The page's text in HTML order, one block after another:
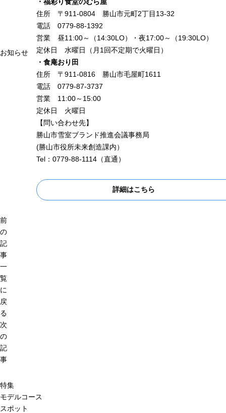
お知らせ
住所 〒911-0804 勝山市元町2丁目13-32
電話 0779-88-1392
営業 昼11:00～（14:30LO）・夜17:00～（19:30LO）
定休日 水曜日（月1回不定期で火曜日）
・食庵おり田
住所 〒911-0816 勝山市毛屋町1611
電話 0779-87-3737
営業 11:00～15:00
定休日 火曜日
【問い合わせ先】
勝山市雪室ブランド推進会議事務局
(勝山市役所未来創造課内）
Tel：0779-88-1114（直通）
詳細はこちら
前
の
記
事
一
覧
に
戻
る
次
の
記
事
特集
モデルコース
スポット